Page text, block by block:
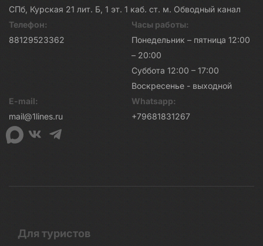
СПб, Курская 21 лит. Б, 1 эт. 1 каб. ст. м. Обводный канал
Телефон:
88129523362
Часы работы:
Понедельник – пятница 12:00
– 20:00
Суббота 12:00 – 17:00
Воскресенье - выходной
E-mail:
mail@1lines.ru
Whatsapp:
+79681831267
Для туристов